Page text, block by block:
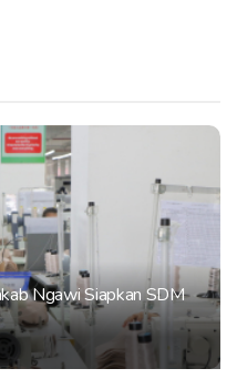
Ngawi Siapkan SDM